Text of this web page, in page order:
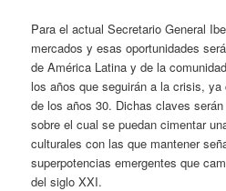
Para el actual Secretario General
mercados y esas oportunidades
de América Latina y de la
los años que seguirán a la crisis,
de los años 30. Dichas claves
sobre el cual se puedan cimentar
culturales con las que mantener
superpotencias emergentes que
del siglo XXI.